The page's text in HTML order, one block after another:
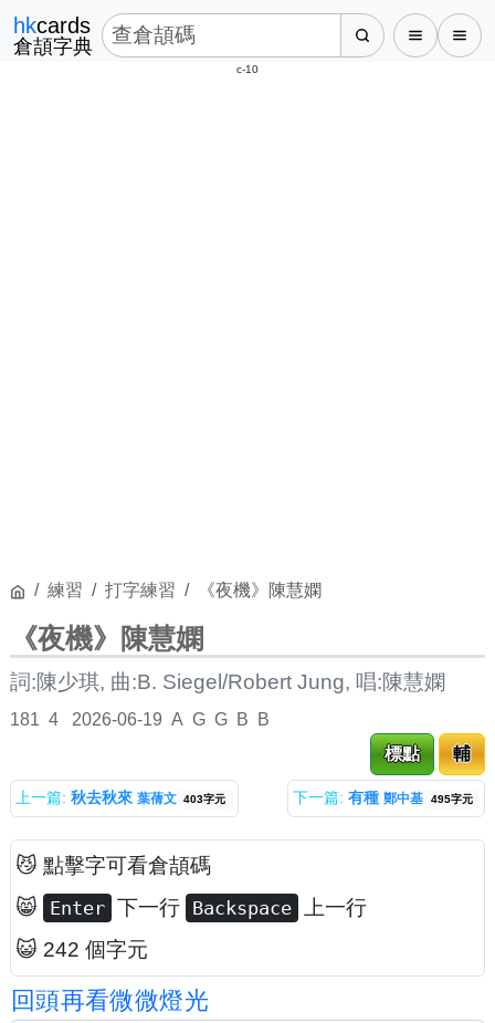
hkcards
倉頡字典
c-10
練習 打字練習 《夜機》陳慧嫻
《夜機》陳慧嫻
詞:陳少琪, 曲:B. Siegel/Robert Jung, 唱:陳慧嫻
181 4 2026-06-19 A G G B
B
標點
輔
上一篇: 秋去秋來 葉蒨文 403字元 下一篇: 有種 鄭中基 495字元
😼 點擊字可看倉頡碼
😸 Enter 下一行 Backspace
上一行
😺 242 個字元
回頭再看微微燈光